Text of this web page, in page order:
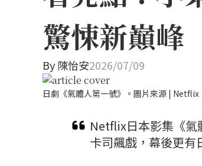
驚悚新巔峰
By陳怡安2026/07/09
日劇《氣體人第一號》。圖片來源 | Netflix
Netflix日本影集《氣
卡司飆戲，幕後更有